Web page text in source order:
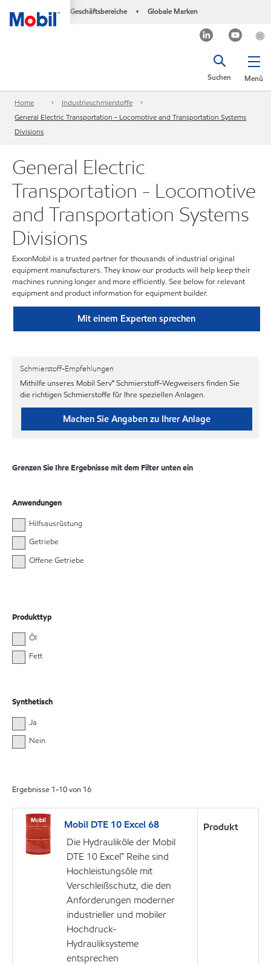
Geschäftsbereiche • Globale Marken
Menü
Suchen
Home
Industrieschmierstoffe
General Electric Transportation - Locomotive and Transportation Systems
Divisions
General Electric
Transportation - Locomotive
and Transportation Systems
Divisions
ExxonMobil is a trusted partner for thousands of industrial original
equipment manufacturers. They know our products will help keep their
machines running longer and more efficiently. See below for relevant
equipment and product information for equipment builder.
Mit einem Experten sprechen
Schmierstoff-Empfehlungen
Mithilfe unseres Mobil Serv℠ Schmierstoff-Wegweisers finden Sie
die richtigen Schmierstoffe für Ihre speziellen Anlagen.
Machen Sie Angaben zu Ihrer Anlage
Grenzen Sie Ihre Ergebnisse mit dem Filter unten ein
Anwendungen
Hilfsausrüstung
Getriebe
Offene Getriebe
Produkttyp
Öl
Fett
Synthetisch
Ja
Nein
Ergebnisse 1-10von 16
Mobil DTE 10 Excel 68
Die Hydrauliköle der Mobil
DTE 10 Excel™ Reihe sind
Hochleistungsöle mit
Verschleißschutz, die den
Anforderungen moderner
industrieller und mobiler
Hochdruck-
Hydrauliksysteme
entsprechen
Produkt